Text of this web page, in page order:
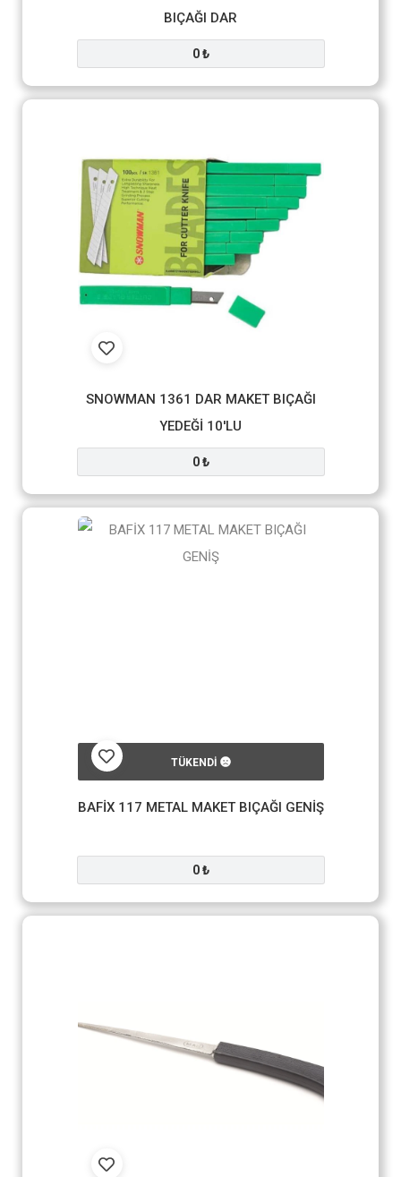
BIÇAĞI DAR
0 ₺
SNOWMAN 1361 DAR MAKET BIÇAĞI
YEDEĞİ 10'LU
0 ₺
TÜKENDİ
BAFİX 117 METAL MAKET BIÇAĞI GENİŞ
0 ₺